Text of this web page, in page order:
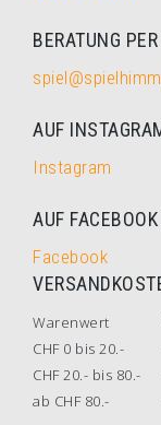
BERATUNG
AUF
Instagram
AUF
Facebook
Warenwert
CHF 0 bis 20.-
CHF 20.- bis 80.-
ab CHF 80.-